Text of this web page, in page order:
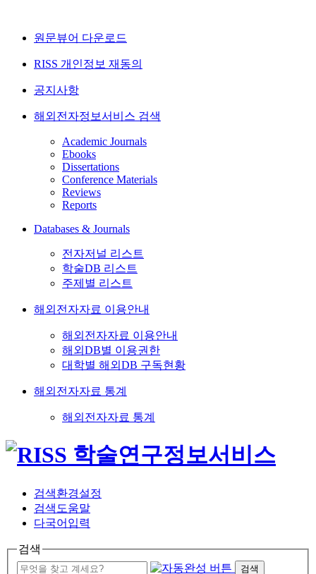
원문뷰어 다운로드
RISS 개인정보 재동의
공지사항
해외전자정보서비스 검색
Academic Journals
Ebooks
Dissertations
Conference Materials
Reviews
Reports
Databases & Journals
전자저널 리스트
학술DB 리스트
주제별 리스트
해외전자자료 이용안내
해외전자자료 이용안내
해외DB별 이용권한
대학별 해외DB 구독현황
해외전자자료 통계
해외전자자료 통계
검색환경설정
검색도움말
다국어입력
검색
검색